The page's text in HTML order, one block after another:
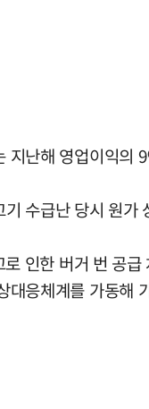
지난해 영업이익의
수급난 당시 원
인한 버거 번 공
응체계를 가동해